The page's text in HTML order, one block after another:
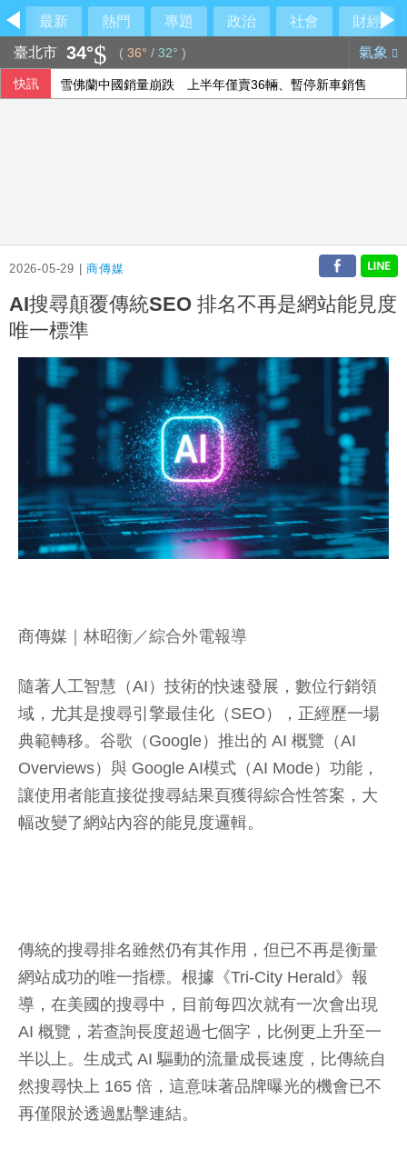
最新 熱門 專題 政治 社會
財經
臺北市 34° ( 36° / 32° ) 氣象
快訊 雪佛蘭中國銷量崩跌 上半年僅賣36輛、暫停新車銷售
2026-05-29 |商傳媒
AI搜尋顛覆傳統SEO 排名不再是網站能見度
唯一標準
商傳媒 ｜林昭衡／綜合外電報導
隨著人工智慧（AI）技術的快速發展，數位行銷領
域，尤其是搜尋引擎最佳化（SEO），正經歷一場
典範轉移。谷歌（Google）推出的 AI 概覽（AI
Overviews）與 Google AI模式（AI Mode）功能，
讓使用者能直接從搜尋結果頁獲得綜合性答案，大
幅改變了網站內容的能見度邏輯。
傳統的搜尋排名雖然仍有其作用，但已不再是衡量
網站成功的唯一指標。根據《Tri-City Herald》報
導，在美國的搜尋中，目前每四次就有一次會出現
AI 概覽，若查詢長度超過七個字，比例更上升至一
半以上。生成式 AI 驅動的流量成長速度，比傳統自
然搜尋快上 165 倍，這意味著品牌曝光的機會已不
再僅限於透過點擊連結。